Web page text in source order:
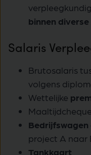
binnen
Salaris
Brutosalaris
volgens
Wettelijke
Bedrijfswagen
project A naar
Tankkaart